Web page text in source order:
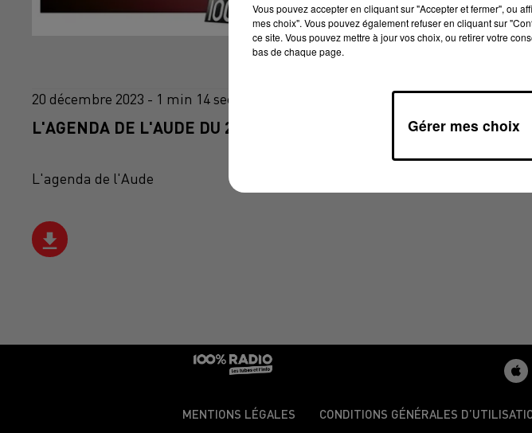
20 décembre 2023 - 1 min 14 sec
L'AGENDA DE L'AUDE DU 20/12/2023 À 16H32
L'agenda de l'Aude
MENTIONS LÉGALES CONDITIONS GÉNÉRALES
Vous pouvez accepter en cliquant sur "Accepter et fermer", ou
mes choix". Vous pouvez également refuser en cliquant sur
ce site. Vous pouvez mettre à jour vos choix, ou retirer votre
bas de chaque page.
Gérer mes choix